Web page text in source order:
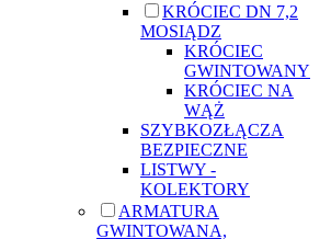
KRÓCIEC DN 7,2
MOSIĄDZ
KRÓCIEC
GWINTOWANY
KRÓCIEC NA
WĄŻ
SZYBKOZŁĄCZA
BEZPIECZNE
LISTWY -
KOLEKTORY
ARMATURA
GWINTOWANA,